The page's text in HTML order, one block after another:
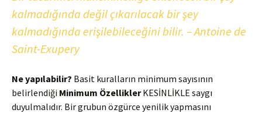
kalmadığında değil çıkarılacak bir şey
kalmadığında erişilebileceğini bilir. – Antoine de
Saint-Exupery
Ne yapılabilir? Basit kuralların minimum sayısının
belirlendiği Minimum ÖzelliklerKESİNLİKLE saygı
duyulmalıdır. Bir grubun özgürce yenilik yapmasını